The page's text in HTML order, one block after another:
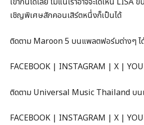
เชิญพิเศษสักคอนเสิร์ตหนึ่งก็เป็นได้
ติดตาม Maroon 5 บนแพลตฟอร์มต่างๆ ไ
FACEBOOK | INSTAGRAM | X |
ติดตาม Universal Music Thailand บน
FACEBOOK | INSTAGRAM | X |